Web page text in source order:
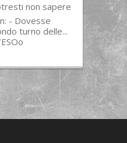
non sapere
- Dovesse
turno delle...